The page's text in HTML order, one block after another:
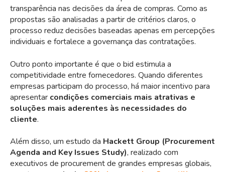
transparência nas decisões da área de compras. Como as
propostas são analisadas a partir de critérios claros, o
processo reduz decisões baseadas apenas em percepções
individuais e fortalece a governança das contratações.
Outro ponto importante é que o bid estimula a
competitividade entre fornecedores. Quando diferentes
empresas participam do processo, há maior incentivo para
apresentar condições comerciais mais atrativas e
soluções mais aderentes às necessidades do
cliente.
Além disso, um estudo da Hackett Group (Procurement
Agenda and Key Issues Study), realizado com
executivos de procurement de grandes empresas globais,